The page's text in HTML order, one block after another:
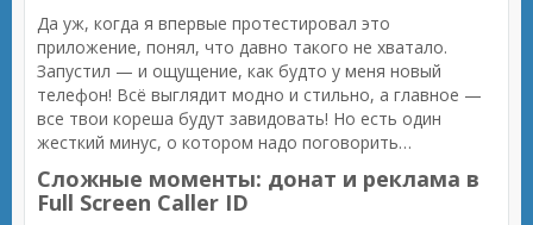
Да уж, когда я впервые протестировал это
приложение, понял, что давно такого не хватало.
Запустил — и ощущение, как будто у меня новый
телефон! Всё выглядит модно и стильно, а главное —
все твои кореша будут завидовать! Но есть один
жесткий минус, о котором надо поговорить…
Сложные моменты: донат и реклама в
Full Screen Caller ID